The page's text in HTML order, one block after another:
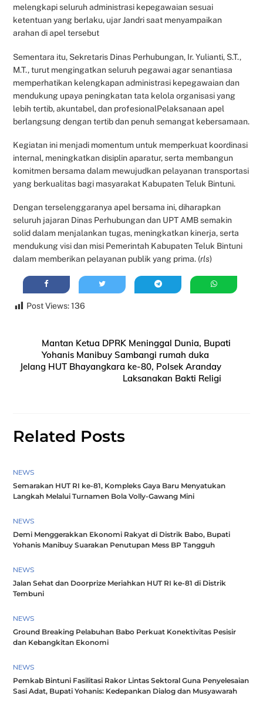
melengkapi seluruh administrasi kepegawaian sesuai
ketentuan yang berlaku, ujar Jandri saat menyampaikan
arahan di apel tersebut
Sementara itu, Sekretaris Dinas Perhubungan, Ir. Yulianti, S.T.,
M.T., turut mengingatkan seluruh pegawai agar senantiasa
memperhatikan kelengkapan administrasi kepegawaian dan
mendukung upaya peningkatan tata kelola organisasi yang
lebih tertib, akuntabel, dan profesionalPelaksanaan apel
berlangsung dengan tertib dan penuh semangat kebersamaan.
Kegiatan ini menjadi momentum untuk memperkuat koordinasi
internal, meningkatkan disiplin aparatur, serta membangun
komitmen bersama dalam mewujudkan pelayanan transportasi
yang berkualitas bagi masyarakat Kabupaten Teluk Bintuni.
Dengan terselenggaranya apel bersama ini, diharapkan
seluruh jajaran Dinas Perhubungan dan UPT AMB semakin
solid dalam menjalankan tugas, meningkatkan kinerja, serta
mendukung visi dan misi Pemerintah Kabupaten Teluk Bintuni
dalam memberikan pelayanan publik yang prima. (rls)
Post Views: 136
Mantan Ketua DPRK Meninggal Dunia, Bupati
Yohanis Manibuy Sambangi rumah duka
Jelang HUT Bhayangkara ke-80, Polsek Aranday
Laksanakan Bakti Religi
Related Posts
NEWS
Semarakan HUT RI ke-81, Kompleks Gaya Baru Menyatukan
Langkah Melalui Turnamen Bola Volly-Gawang Mini
NEWS
Demi Menggerakkan Ekonomi Rakyat di Distrik Babo, Bupati
Yohanis Manibuy Suarakan Penutupan Mess BP Tangguh
NEWS
Jalan Sehat dan Doorprize Meriahkan HUT RI ke-81 di Distrik
Tembuni
NEWS
Ground Breaking Pelabuhan Babo Perkuat Konektivitas Pesisir
dan Kebangkitan Ekonomi
NEWS
Pemkab Bintuni Fasilitasi Rakor Lintas Sektoral Guna Penyelesaian
Sasi Adat, Bupati Yohanis: Kedepankan Dialog dan Musyawarah